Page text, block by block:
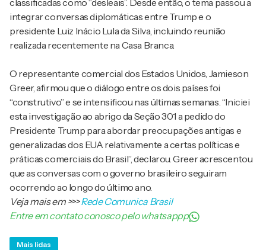
classificadas como “desleais”. Desde então, o tema passou a
integrar conversas diplomáticas entre Trump e o
presidente Luiz Inácio Lula da Silva, incluindo reunião
realizada recentemente na Casa Branca.
O representante comercial dos Estados Unidos, Jamieson
Greer, afirmou que o diálogo entre os dois países foi
“construtivo” e se intensificou nas últimas semanas. “Iniciei
esta investigação ao abrigo da Seção 301 a pedido do
Presidente Trump para abordar preocupações antigas e
generalizadas dos EUA relativamente a certas políticas e
práticas comerciais do Brasil”, declarou. Greer acrescentou
que as conversas com o governo brasileiro seguiram
ocorrendo ao longo do último ano.
Veja mais em>>>Rede Comunica Brasil
Entre em contato conosco pelo whatsappp
Mais lidas